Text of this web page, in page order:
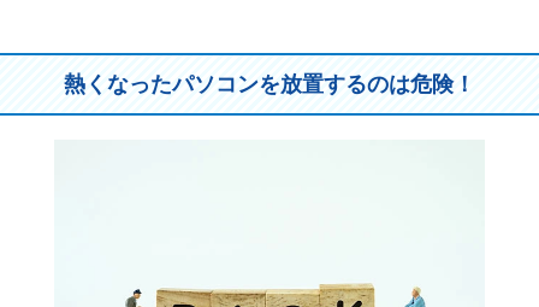
熱くなったパソコンを放置するのは危険！